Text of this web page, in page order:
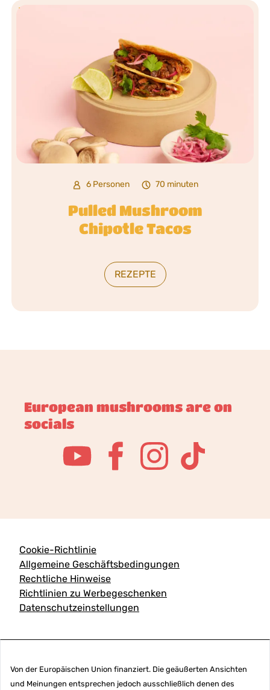
6 Personen 70 minuten
Pulled Mushroom
Chipotle Tacos
REZEPTE
European mushrooms are on
socials
Cookie-Richtlinie
Allgemeine Geschäftsbedingungen
Rechtliche Hinweise
Richtlinien zu Werbegeschenken
Datenschutzeinstellungen
Von der Europäischen Union finanziert. Die geäußerten Ansichten
und Meinungen entsprechen jedoch ausschließlich denen des